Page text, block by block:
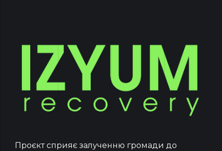
Проєкт сприяє залученню громади до